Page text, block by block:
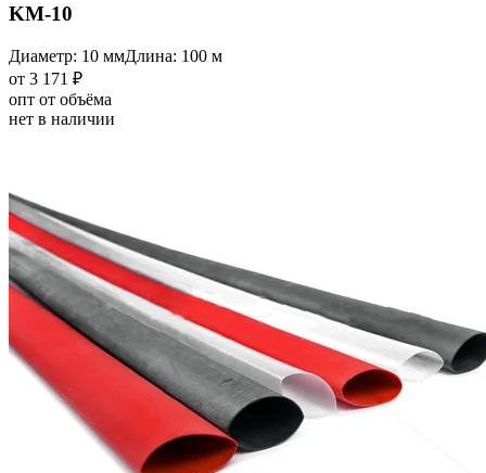
KM-10
Диаметр: 10 ммДлина: 100 м
от 3 171 ₽
опт от объёма
нет в наличии